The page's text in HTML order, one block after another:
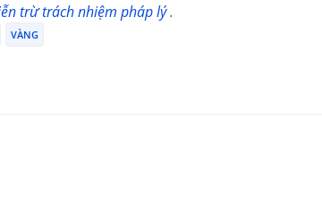
trừ trách nhiệm pháp lý.
VÀNG